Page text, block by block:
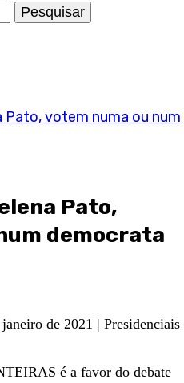
Pato, votem numa ou num
Pato,
democrata
de 2021 | Presidenciais
é a favor do debate